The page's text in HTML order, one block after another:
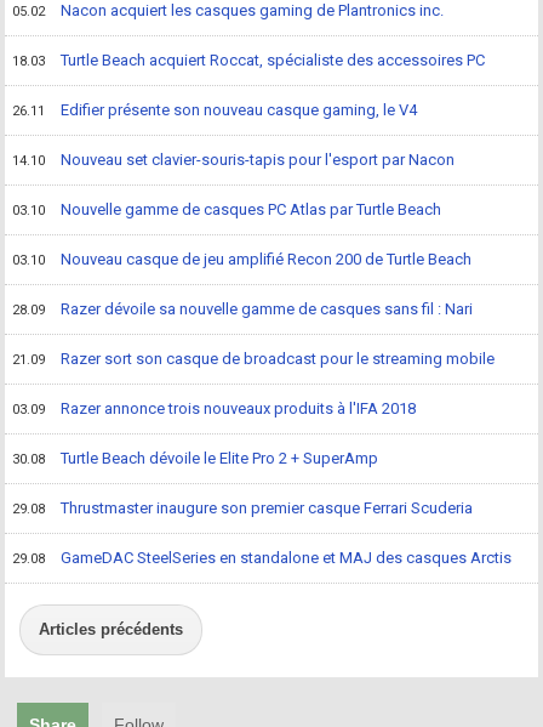
05.02 Nacon acquiert les casques gaming de Plantronics inc.
18.03 Turtle Beach acquiert Roccat, spécialiste des accessoires PC
26.11 Edifier présente son nouveau casque gaming, le V4
14.10 Nouveau set clavier-souris-tapis pour l'esport par Nacon
03.10 Nouvelle gamme de casques PC Atlas par Turtle Beach
03.10 Nouveau casque de jeu amplifié Recon 200 de Turtle Beach
28.09 Razer dévoile sa nouvelle gamme de casques sans fil : Nari
21.09 Razer sort son casque de broadcast pour le streaming mobile
03.09 Razer annonce trois nouveaux produits à l'IFA 2018
30.08 Turtle Beach dévoile le Elite Pro 2 + SuperAmp
29.08 Thrustmaster inaugure son premier casque Ferrari Scuderia
29.08 GameDAC SteelSeries en standalone et MAJ des casques Arctis
Articles précédents